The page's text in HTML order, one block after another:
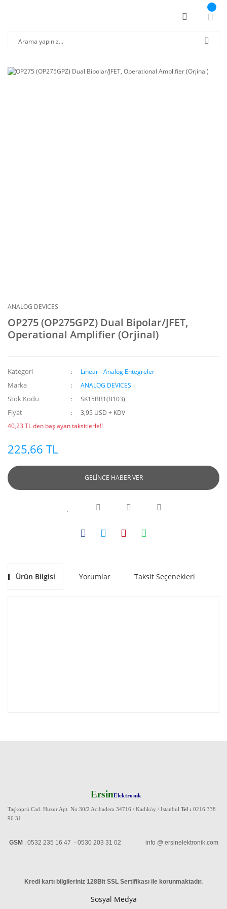
ANALOG DEVICES
OP275 (OP275GPZ) Dual Bipolar/JFET,
Operational Amplifier (Orjinal)
Kategori Linear - Analog Entegreler
Marka ANALOG DEVICES
Stok Kodu SK15BB1(B103)
Fiyat
3,95 USD + KDV
40,23 TL den başlayan taksitlerle!!
225,66 TL
GELİNCE HABER VER
Ürün Bilgisi Yorumlar Taksit Seçenekleri
ErsinElektronik
Taşköprü Cad. Huzur Apt. No:30/2 Acıbadem 34716 / Kadıköy / Istanbul Tel : 0216 338
96 31
GSM : 0532 235 16 47 - 0530 203 31 02 info @ ersinelektronik.com
Kredi kartı bilgileriniz 128Bit SSL Sertifikası ile korunmaktadır.
Sosyal Medya